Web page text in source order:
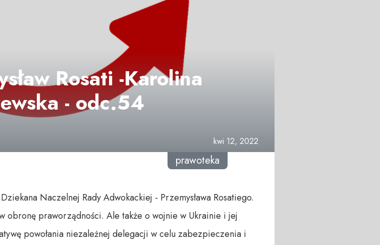
Rosati -Karolina
- odc.54
kwi 12, 2022
prawoteka
Naczelnej Rady Adwokackiej - Przemysława Rosatiego.
obronę praworządności. Ale także o wojnie w Ukrainie i jej
powołania niezależnej delegacji w celu zabezpieczenia i